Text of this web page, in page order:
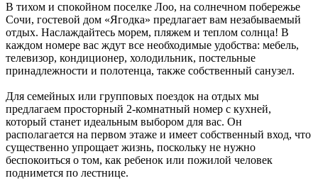
В тихом и спокойном поселке Лоо, на солнечном побережье
Сочи, гостевой дом «Ягодка» предлагает вам незабываемый
отдых. Наслаждайтесь морем, пляжем и теплом солнца! В
каждом номере вас ждут все необходимые удобства: мебель,
телевизор, кондиционер, холодильник, постельные
принадлежности и полотенца, также собственный санузел.
Для семейных или групповых поездок на отдых мы
предлагаем просторный 2-комнатный номер с кухней,
который станет идеальным выбором для вас. Он
располагается на первом этаже и имеет собственный вход, что
существенно упрощает жизнь, поскольку не нужно
беспокоиться о том, как ребенок или пожилой человек
поднимется по лестнице.